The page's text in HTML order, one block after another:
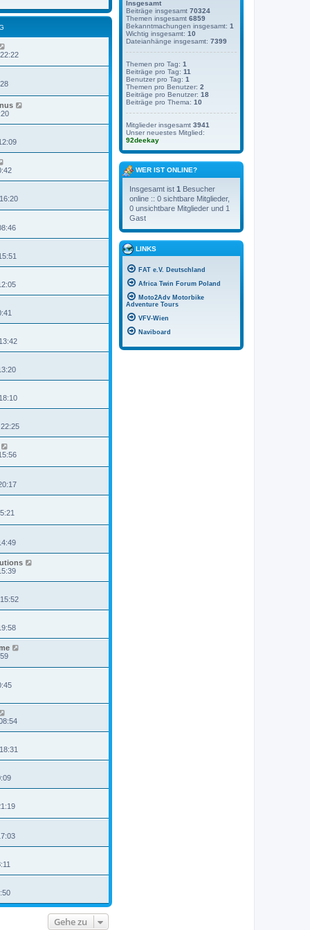
B
t
s
r
B
e
i
r
a
g
Gehe zu
Insgesamt
Beiträge insgesamt 70324
Themen insgesamt 6859
Bekanntmachungen insgesamt: 1
Wichtig insgesamt: 10
Dateianhänge insgesamt: 7399
Themen pro Tag: 1
Beiträge pro Tag: 11
Benutzer pro Tag: 1
Themen pro Benutzer: 2
Beiträge pro Benutzer: 18
Beiträge pro Thema: 10
Mitglieder insgesamt 3941
Unser neuestes Mitglied:
92deekay
WER IST ONLINE?
Insgesamt ist 1 Besucher
online :: 0 sichtbare Mitglieder,
0 unsichtbare Mitglieder und 1
Gast
LINKS
FAT e.V. Deutschland
Africa Twin Forum Poland
Moto2Adv Motorbike
Adventure Tours
VFV-Wien
Naviboard